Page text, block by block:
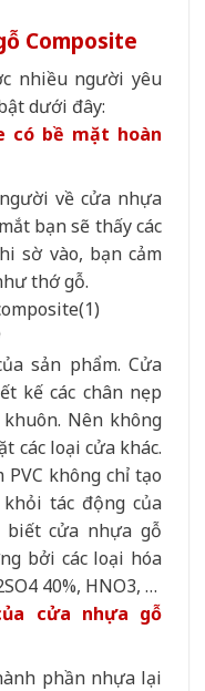
Composite
nhiều người yêu
dưới đây:
có bề mặt hoàn
về cửa nhựa
bạn sẽ thấy các
sờ vào, bạn cảm
thớ gỗ.
sản phẩm. Cửa
kế các chân nẹp
Nên không
các loại cửa khác.
không chỉ tạo
tác động của
cửa nhựa gỗ
bởi các loại hóa
40%, HNO3, …
cửa nhựa gỗ
phần nhựa lại